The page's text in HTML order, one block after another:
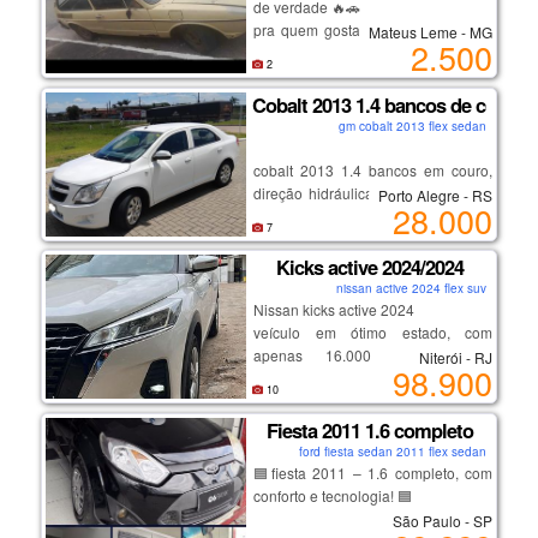
de verdade 🔥🚗
pra quem gosta de carro antigo ou
quer pegar barato pra arrumar e
valorizar!
✅ platinado novo
✅ bomba de gasolina nova
✅ tampa do distribuidor nova
✅ 4 pneus novos
⚠ precisa apenas: – carregar ou
trocar bateria
– revisar carburador
📄 documento 2025 em dia
✍ recibo preenchido
💰 *por r$ 2.500 pra vender rápido!*
preço de oportunidade mesmo!
Mateus Leme - MG
2.500
2
Cobalt 2013 1.4 bancos de couro
gm cobalt 2013 flex sedan
cobalt 2013 1.4 bancos em couro,
direção hidráulica, ar condicionado,
central multimídia, descanso de
braço do motorista, ar quente,
desembaçador traseiro,câmera de
Porto Alegre - RS
28.000
7
Kicks active 2024/2024
nissan active 2024 flex suv
Nissan kicks active 2024
veículo em ótimo estado, com
apenas 16.000 km rodados.
econômico, confortável e ideal para
o dia a dia. motor 1.6, câmbio
automático, direção elétrica, ar-
condicionado, vidros e travas
elétricas, central multimídia, câmera
de ré e volante multifuncional. carro
bem conservado, pronto para uso.
Niterói - RJ
98.900
10
Fiesta 2011 1.6 completo
ford fiesta sedan 2011 flex sedan
🟦fiesta 2011 – 1.6 completo, com
conforto e tecnologia! 🟦
São Paulo - SP